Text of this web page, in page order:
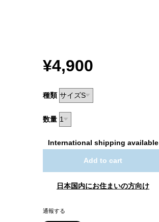
¥4,900
種類
数量
International shipping available
Add to cart
日本国内にお住まいの方向け
通報する